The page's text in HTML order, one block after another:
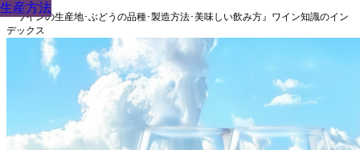
『ワインの生産地･ぶどうの品種･製造方法･美味しい飲み方』ワイン知識のイン
デックス
生産方法
生産方法
生産方法
生産方法
生産方法
生産方法
生産方法
生産方法
生産方法